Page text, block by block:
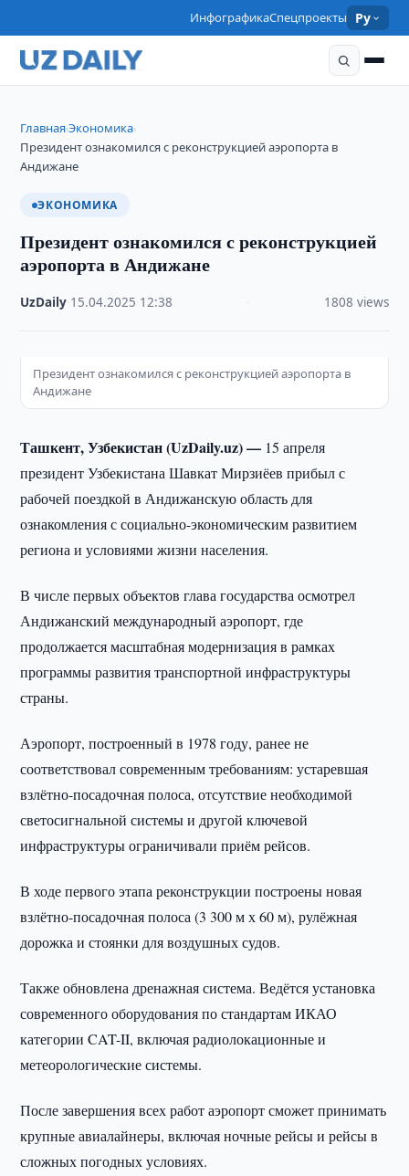
ИнфографикаСпецпроекты Ру
Главная›Экономика›
Президент ознакомился с реконструкцией аэропорта в
Андижане
ЭКОНОМИКА
Президент ознакомился с реконструкцией
аэропорта в Андижане
UzDaily 15.04.2025 12:38 1808 views
Президент ознакомился с реконструкцией аэропорта в
Андижане
Ташкент, Узбекистан (UzDaily.uz) — 15 апреля
президент Узбекистана Шавкат Мирзиёев прибыл с
рабочей поездкой в Андижанскую область для
ознакомления с социально-экономическим развитием
региона и условиями жизни населения.
В числе первых объектов глава государства осмотрел
Андижанский международный аэропорт, где
продолжается масштабная модернизация в рамках
программы развития транспортной инфраструктуры
страны.
Аэропорт, построенный в 1978 году, ранее не
соответствовал современным требованиям: устаревшая
взлётно-посадочная полоса, отсутствие необходимой
светосигнальной системы и другой ключевой
инфраструктуры ограничивали приём рейсов.
В ходе первого этапа реконструкции построены новая
взлётно-посадочная полоса (3 300 м х 60 м), рулёжная
дорожка и стоянки для воздушных судов.
Также обновлена дренажная система. Ведётся установка
современного оборудования по стандартам ИКАО
категории CAT-II, включая радиолокационные и
метеорологические системы.
После завершения всех работ аэропорт сможет принимать
крупные авиалайнеры, включая ночные рейсы и рейсы в
сложных погодных условиях.